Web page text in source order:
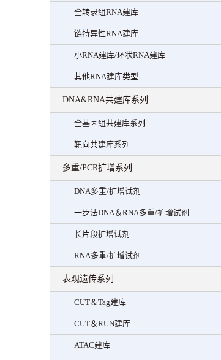
全转录组RNA建库
链特异性RNA建库
小RNA建库/环状RNA建库
其他RNA建库类型
DNA&RNA共建库系列
全基因组共建库系列
靶向共建库系列
多重/PCR扩增系列
DNA多重/扩增试剂
一步法DNA＆RNA多重/扩增试剂
长片段扩增试剂
RNA多重/扩增试剂
表观遗传系列
CUT＆Tag建库
CUT＆RUN建库
ATAC建库